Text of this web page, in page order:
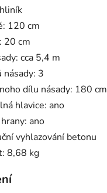
120 cm
20 cm
cca 5,4 m
násady: 3
dílu násady: 180 cm
hlavice: ano
ano
vyhlazování betonu
8,68 kg